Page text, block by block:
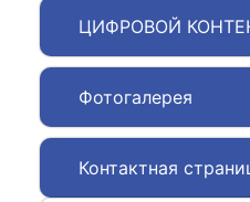
ЦИФРОВОЙ
Фотогалерея
Контактная